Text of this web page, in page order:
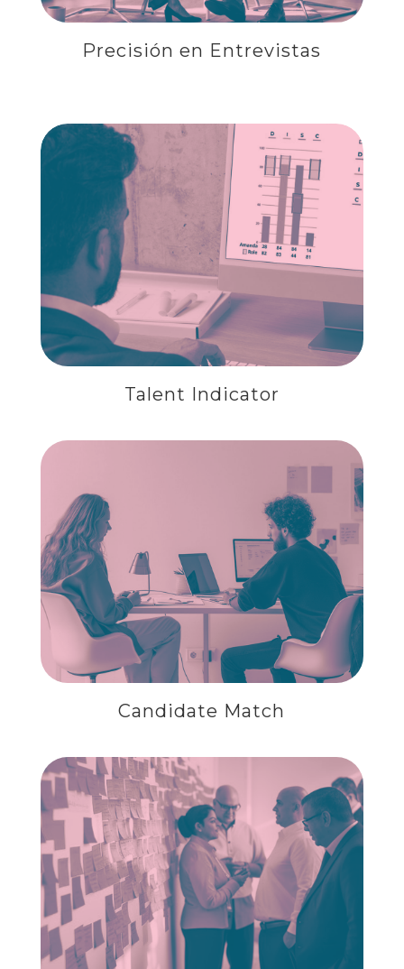
Precisión en Entrevistas
TALENT INDICATOR
Talent Indicator
CANDIDATE MATCH
Candidate Match
ACELERACIÓN DEL
ONBOARDING